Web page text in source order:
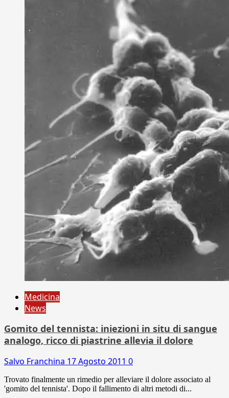
Medicina
News
Gomito del tennista: iniezioni in situ di sangue
analogo, ricco di piastrine allevia il dolore
Salvo Franchina 17 Agosto 2011 0
Trovato finalmente un rimedio per alleviare il dolore associato al
'gomito del tennista'. Dopo il fallimento di altri metodi di...